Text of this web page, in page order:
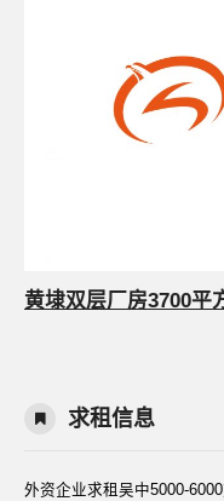
黄埭双层厂房3700平
求租信息
外资企业求租吴中5000-